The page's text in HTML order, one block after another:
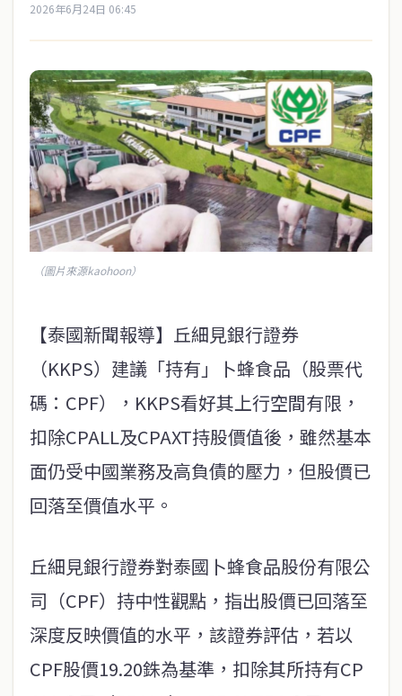
2026年6月24日 06:45
（圖片來源kaohoon）
【泰國新聞報導】丘細見銀行證券
（KKPS）建議「持有」卜蜂食品（股票代
碼：CPF），KKPS看好其上行空間有限，
扣除CPALL及CPAXT持股價值後，雖然基本
面仍受中國業務及高負債的壓力，但股價已
回落至價值水平。
丘細見銀行證券對泰國卜蜂食品股份有限公
司（CPF）持中性觀點，指出股價已回落至
深度反映價值的水平，該證券評估，若以
CPF股價19.20銖為基準，扣除其所持有CP